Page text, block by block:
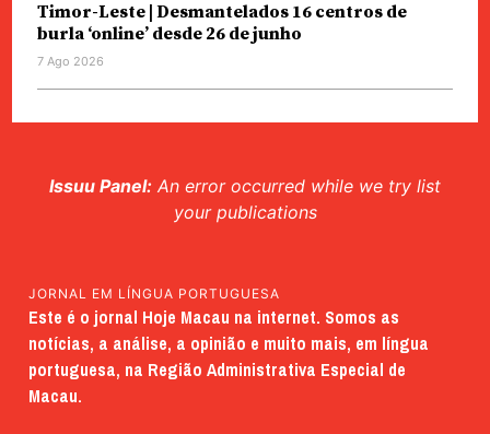
Timor-Leste | Desmantelados 16 centros de
burla ‘online’ desde 26 de junho
7 Ago 2026
Issuu Panel: An error occurred while we try list
your publications
JORNAL EM LÍNGUA PORTUGUESA
Este é o jornal Hoje Macau na internet. Somos as
notícias, a análise, a opinião e muito mais, em língua
portuguesa, na Região Administrativa Especial de
Macau.